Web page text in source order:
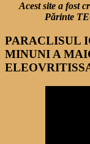
Acest site a fost
Părinte
PARACLISUL
MINUNI A